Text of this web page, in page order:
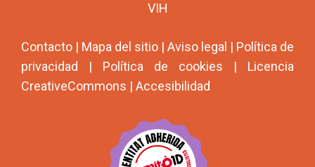
VIH
Contacto | Mapa del sitio | Aviso legal | Política de
privacidad | Política de cookies | Licencia
CreativeCommons | Accesibilidad